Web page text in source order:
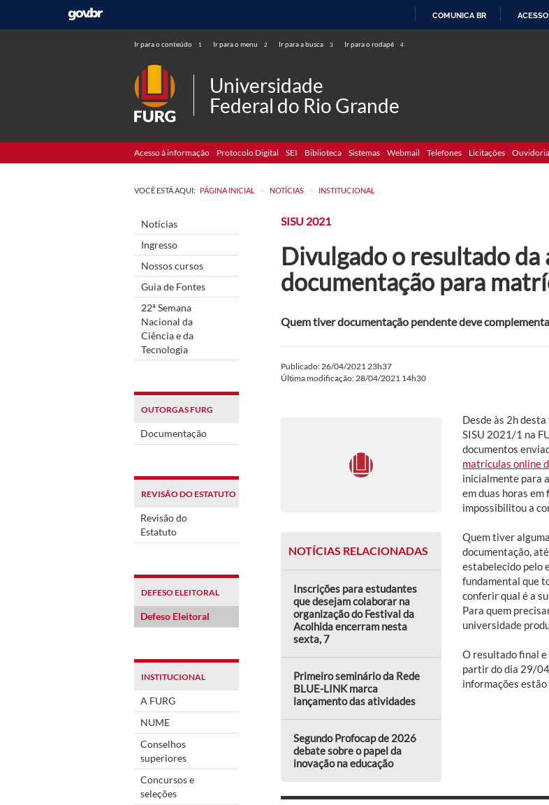
COMUNICA BR
Ir para o conteúdo 1 Ir para o menu 2 Ir para a busca 3 Ir para o rodapé 4
Universidade
Federal do Rio Grande
Acesso à informação Protocolo Digital SEI Biblioteca Sistemas Webmail Telefones Licitações Ouvidoria
VOCÊ ESTÁ AQUI: PÁGINA INICIAL > NOTÍCIAS > INSTITUCIONAL
Notícias
Ingresso
Nossos cursos
Guia de Fontes
22ª Semana
Nacional da
Ciência e da
Tecnologia
OUTORGAS FURG
Documentação
REVISÃO DO ESTATUTO
Revisão do
Estatuto
DEFESO ELEITORAL
Defeso Eleitoral
INSTITUCIONAL
A FURG
NUME
Conselhos
superiores
Concursos e
seleções
SISU 2021
Divulgado o resultado da
documentação para
Quem tiver documentação pendente deve
Publicado: 26/04/2021 23h37
Última modificação: 28/04/2021 14h30
Desde às 2h
SISU 2021/1 na
documentos
matrículas online
inicialmente para
em duas horas
impossibilitou a
NOTÍCIAS RELACIONADAS
Inscrições para estudantes
que desejam colaborar na
organização do Festival da
Acolhida encerram nesta
sexta, 7
Primeiro seminário da Rede
BLUE-LINK marca
lançamento das atividades
Segundo Profocap de 2026
debate sobre o papel da
inovação na educação
Quem tiver
documentação,
estabelecido pelo
fundamental que
conferir qual é a
Para quem
universidade
O resultado final
partir do dia 29/
informações